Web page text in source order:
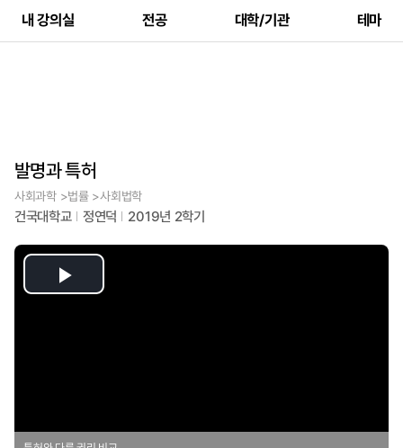
내 강의실 전공 대학/기관 테마
발명과 특허
사회과학 >법률 >사회법학
건국대학교 정연덕 2019년 2학기
Play